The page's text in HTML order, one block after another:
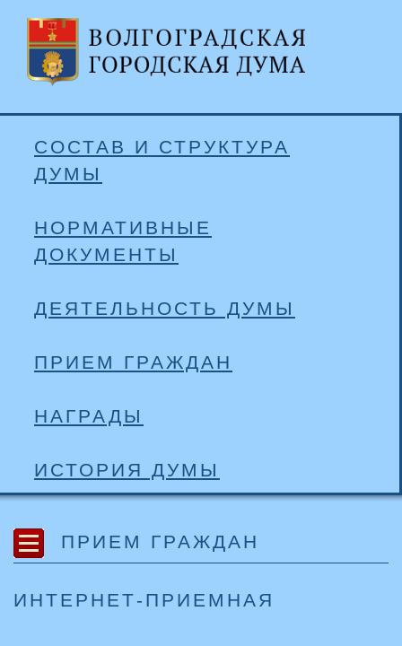
СОСТАВ И СТРУКТУРА
ДУМЫ
НОРМАТИВНЫЕ
ДОКУМЕНТЫ
ДЕЯТЕЛЬНОСТЬ ДУМЫ
ПРИЕМ ГРАЖДАН
НАГРАДЫ
ИСТОРИЯ ДУМЫ
ПРИЕМ ГРАЖДАН
ИНТЕРНЕТ-ПРИЕМНАЯ